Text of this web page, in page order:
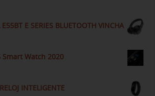
E55BT E SERIES BLUETOOTH VINCHA
Watch 2020
INTELIGENTE